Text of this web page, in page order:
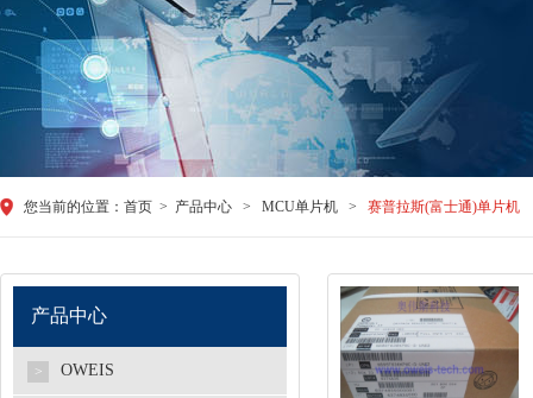
您当前的位置： 首页 > 产品中心 > MCU单片机 > 赛普拉斯(富士通)单片机
产品中心
> OWEIS